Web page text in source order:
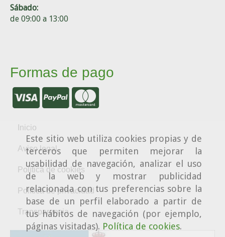
Este sitio web utiliza cookies propias y de
terceros que permiten mejorar la
usabilidad de navegación, analizar el uso
de la web y mostrar publicidad
relacionada con tus preferencias sobre la
base de un perfil elaborado a partir de
tus hábitos de navegación (por ejemplo,
páginas visitadas). Política de cookies.
Sábado:
de 09:00 a 13:00
Formas de pago
Inicio
Aviso legal
Política de cookies
Política de privacidad
Transparencia